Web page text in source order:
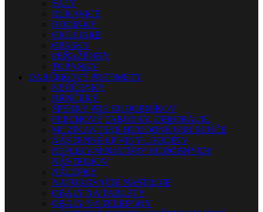
ŠÁLY
RUKAVICE
HODINKY
OKULIARE
OPASKY
PEŇAŽENKY
TOPÁNKY
DARČEKOVÉ PREDMETY
KĽÚČENKY
HRNČEKY
ŠPERKY PRE HUDOBNÍKOV
PLECHOVÉ TABUĽKY, DEKORÁCIE
MUZIKANTSKÉ HUDOBNÉ USB KĽÚČE
NÁSTENNÉ LP VINYL HODINY
REPLIKY-MINIATÚRY HUDOBNÝCH
NÁSTROJOV
NÁLEPKY
NAFUKOVACIE NÁSTROJE
OBALY NA TABLETY
OBALY NA TELEFÓNY